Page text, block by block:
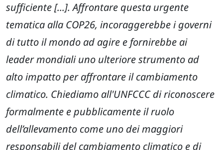
sufficiente [...]. Affrontare questa urgente
tematica alla COP26, incoraggerebbe i governi
di tutto il mondo ad agire e fornirebbe ai
leader mondiali uno ulteriore strumento ad
alto impatto per affrontare il cambiamento
climatico. Chiediamo all'UNFCCC di riconoscere
formalmente e pubblicamente il ruolo
dell’allevamento come uno dei maggiori
responsabili del cambiamento climatico e di